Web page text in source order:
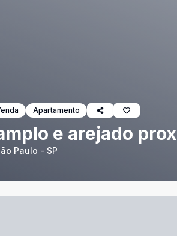
Apartamento
e arejado
Paulo - SP